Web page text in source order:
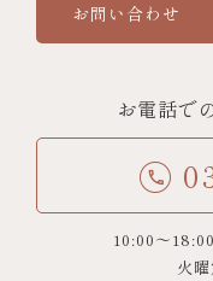
お問い合わせ
お電話で
10:00～
火